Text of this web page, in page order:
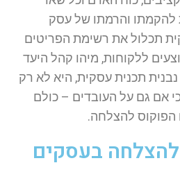
להקמתו והרמתו של עסק
תכלול את רשימת הפריטים
ללקוחות, מיהו קהל היעד
נבנית תכנית עסקית, היא לא רק
אם גם על העובדים – כולם
הפוקוס להצלחה.
להצלחה בעסקים